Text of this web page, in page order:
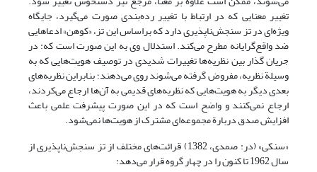
تغییر معنایی که در ارتباط با تغییر رده‌بندی صورت می‌گیرد، جایگاه
ویژه‌ای در تز سنجش‌ناپذیری دارد که براساس این تز، «کوهن» ادعاهایی
ضد واقع‌گرایانه مطرح می‌کند. استدلال وی به این صورت است که: در
جریان گذار بین نظریه‌ها تغییرات شدیدی در توصیف هویت‌هایی که به
وسیلة نظریه، مفروض گرفته می‌شوند روی می‌دهند؛ بنابراین نظریه‌های
بعدی دیگر به هویت‌هایی که نظریه‌های قدیمی به آن‌ها ارجاع می‌کردند،
ارجاع نمی‌کنند و واضح است که در این صورت پیشرفت علمی باعث
افزایش صدق دربارة مجموعه‌ای مشترک از هویت‌ها نمی‌شود.
«سنکی» (در: صمدی، 1382) قرائت‌های مختلف از تز سنجش‌ناپذیری از
سال 1962 تا کنون را در چهار گروه قرار می‌دهد: